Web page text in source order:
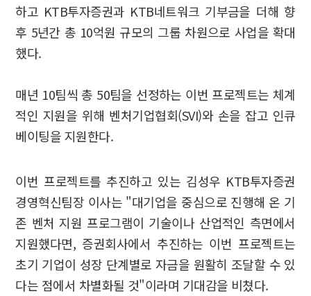
하고 KTB투자증권과 KTB네트워크 기부금을 더해 향
후 5년간 총 10억원 규모의 그룹 차원으로 사업을 확대
했다.
매년 10팀씩 총 50팀을 선정하는 이번 프로젝트는 체계
적인 지원을 위해 벤처기업협회(SVI)와 손을 잡고 인큐
베이팅을 지원한다.
이번 프로젝트를 추진하고 있는 김성우 KTB투자증권
경영혁신팀장 이사는 "대기업을 중심으로 진행해 온 기
존 벤처 지원 프로그램이 기술이나 산업적인 측면에서
지원했다면, 증권회사에서 추진하는 이번 프로젝트는
초기 기업이 성장 단계별로 자금을 원활히 조달할 수 있
다는 점에서 차별화될 것"이라며 기대감을 비쳤다.